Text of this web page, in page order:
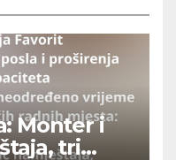
Monter i
tri